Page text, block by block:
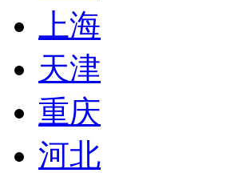
上海
天津
重庆
河北